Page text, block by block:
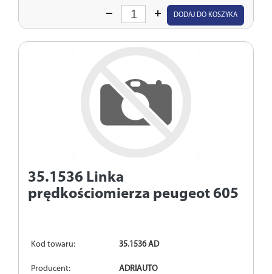
Wprowadź
DODAJ DO KOSZYKA
35.1536 Linka
prędkościomierza peugeot 605
Kod towaru: 35.1536 AD
Producent: ADRIAUTO